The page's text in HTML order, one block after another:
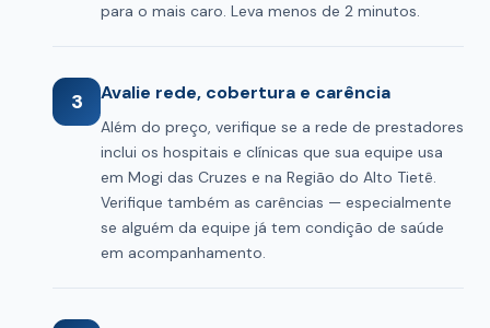
para o mais caro. Leva menos de 2 minutos.
3 Avalie rede, cobertura e carência
Além do preço, verifique se a rede de prestadores
inclui os hospitais e clínicas que sua equipe usa
em Mogi das Cruzes e na Região do Alto Tietê.
Verifique também as carências — especialmente
se alguém da equipe já tem condição de saúde
em acompanhamento.